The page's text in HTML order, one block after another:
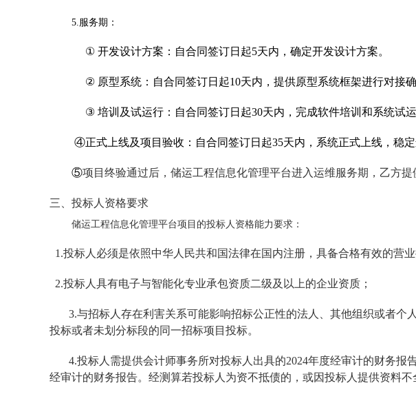
5.服务期：
① 开发设计方案：自合同签订日起5天内，确定开发设计方案。
② 原型系统：自合同签订日起10天内，提供原型系统框架进行对接确
③ 培训及试运行： 自合同签订日起30天内 ，完成软件培训和系统试运
④正式上线及项目验收 ： 自合同签订日起35天内 ，系统正式上线，稳
⑤项目终验通过后， 储运工程信息化管理平台进入运维服务期，乙方提
三、投标人资格要求
储运工程信息化管理平台项目的投标人资格能力要求：
1.投标人必须是依照中华人民共和国法律在国内注册，具备合格有效的营业
2.投标人具有电子与智能化专业承包资质二级及以上的企业资质；
3.与招标人存在利害关系可能影响招标公正性的法人、其他组织或者
投标或者未划分标段的同一招标项目投标。
4.投标人需提供会计师事务所对投标人出具的2024年度经审计的财务
经审计的财务报告。经测算若投标人为资不抵债的，或因投标人提供资料